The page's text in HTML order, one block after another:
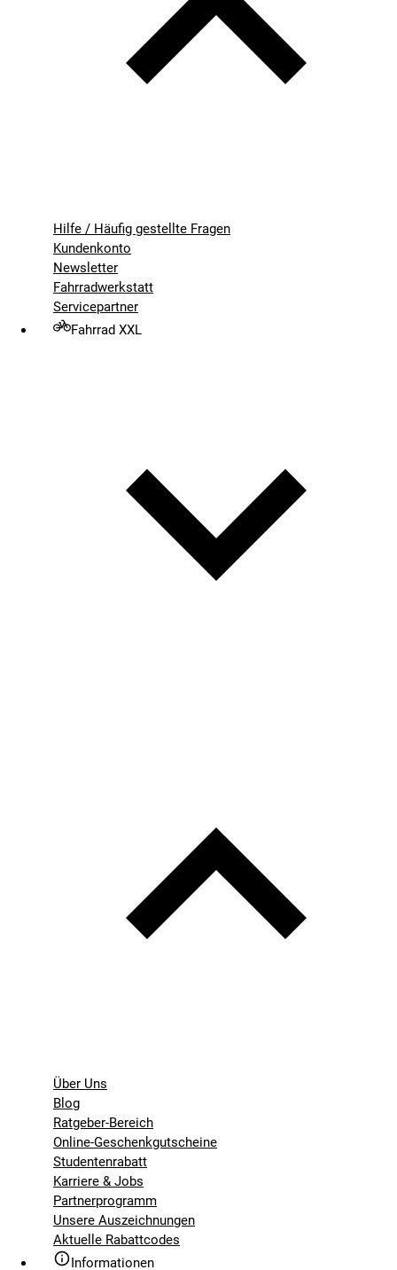
Hilfe / Häufig gestellte Fragen
Kundenkonto
Newsletter
Fahrradwerkstatt
Servicepartner
Fahrrad XXL
Über Uns
Blog
Ratgeber-Bereich
Online-Geschenkgutscheine
Studentenrabatt
Karriere & Jobs
Partnerprogramm
Unsere Auszeichnungen
Aktuelle Rabattcodes
Informationen